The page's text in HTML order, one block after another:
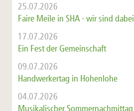
25.07.2026
Faire Meile in SHA - wir sind dabei
17.07.2026
Ein Fest der Gemeinschaft
09.07.2026
Handwerkertag in Hohenlohe
04.07.2026
Musikalischer Sommernachmittag